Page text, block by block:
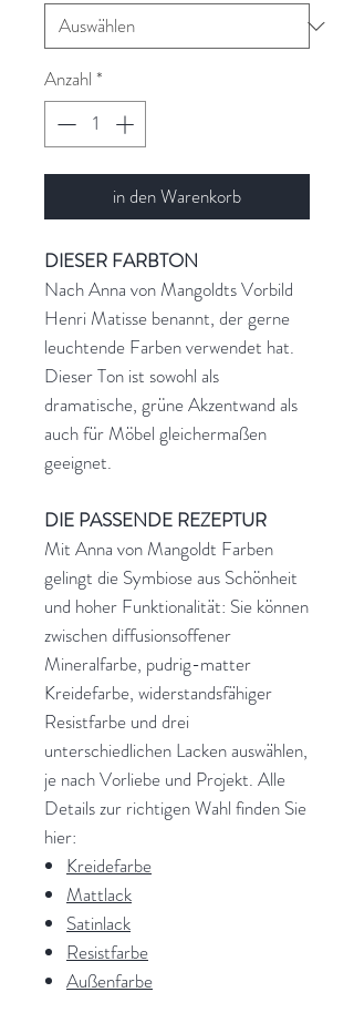
Anzahl *
in den Warenkorb
DIESER FARBTON
Nach Anna von Mangoldts Vorbild
Henri Matisse benannt, der gerne
leuchtende Farben verwendet hat.
Dieser Ton ist sowohl als
dramatische, grüne Akzentwand als
auch für Möbel gleichermaßen
geeignet.
DIE PASSENDE REZEPTUR
Mit Anna von Mangoldt Farben
gelingt die Symbiose aus Schönheit
und hoher Funktionalität: Sie können
zwischen diffusionsoffener
Mineralfarbe, pudrig-matter
Kreidefarbe, widerstandsfähiger
Resistfarbe und drei
unterschiedlichen Lacken auswählen,
je nach Vorliebe und Projekt. Alle
Details zur richtigen Wahl finden Sie
hier:
Kreidefarbe
Mattlack
Satinlack
Resistfarbe
Außenfarbe